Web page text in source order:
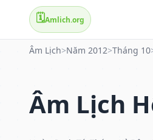
🗓️Amlich.org
Âm Lịch>Năm 2012>Tháng 10
Âm Lịch